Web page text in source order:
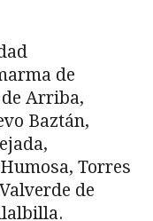
de
de Arriba,
Baztán,
Torres
de